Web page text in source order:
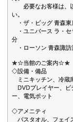
必要なお客様は、以
い。
・ザ・ビッグ 青森
・ユニバース ラ・
分
・ローソン 青森諏
★☆当館のご案内☆★
◇設備・備品
ミニキッチン、冷蔵
DVDプレイヤー、ビ
ー、電気ポット
◇アメニティ
バスタオル、フェイ